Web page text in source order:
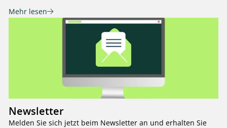
Mehr lesen
Newsletter
Melden Sie sich jetzt beim Newsletter an und erhalten Sie